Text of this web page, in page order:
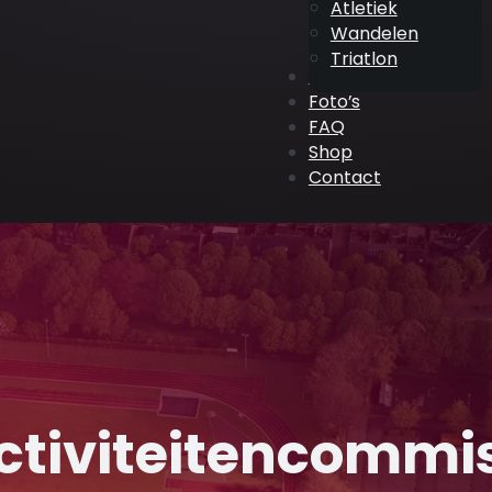
Atletiek
Wandelen
Triatlon
Foto’s
FAQ
Shop
Contact